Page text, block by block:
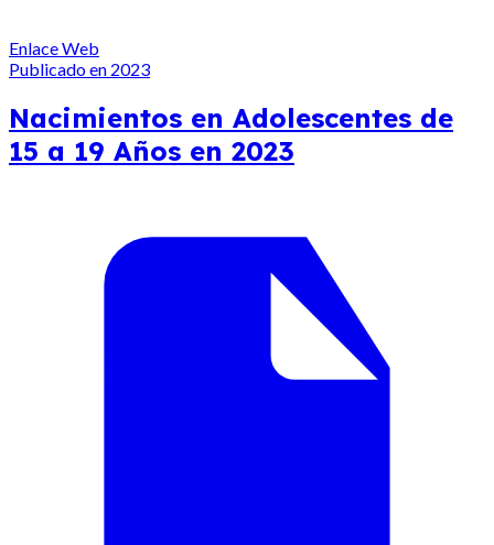
Enlace Web
Publicado en 2023
Nacimientos en Adolescentes de
15 a 19 Años en 2023